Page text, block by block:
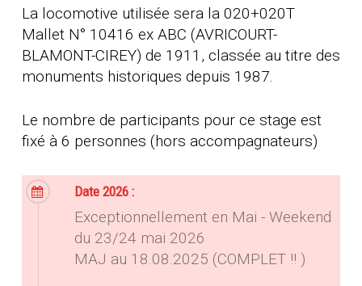
La locomotive utilisée sera la 020+020T
Mallet N° 10416 ex ABC (AVRICOURT-
BLAMONT-CIREY) de 1911, classée au titre des
monuments historiques depuis 1987.
Le nombre de participants pour ce stage est
fixé à 6 personnes (hors accompagnateurs)
Date 2026 :
Exceptionnellement en Mai - Weekend
du 23/24 mai 2026
MAJ au 18.08.2025 (COMPLET !! )